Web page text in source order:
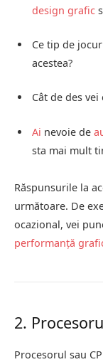
design grafic
Ce tip de
acestea?
Cât de des
Ai nevoie de
sta mai mult
Răspunsurile la
următoare. De
ocazional, vei
performanță
2.
Procesorul sau